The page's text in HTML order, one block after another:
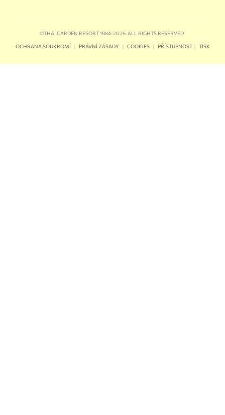
©THAI GARDEN RESORT 1984-2026. ALL RIGHTS RESERVED.
OCHRANA SOUKROMÍ ｜ PRÁVNÍ ZÁSADY ｜ COOKIES｜ PŘÍSTUPNOST｜ TISK